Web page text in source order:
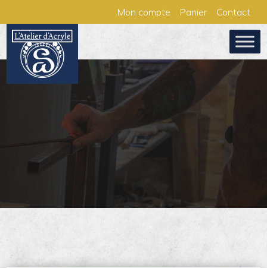
au
contenu
Mon compte Panier Contact
Panneau de gestion des cookies